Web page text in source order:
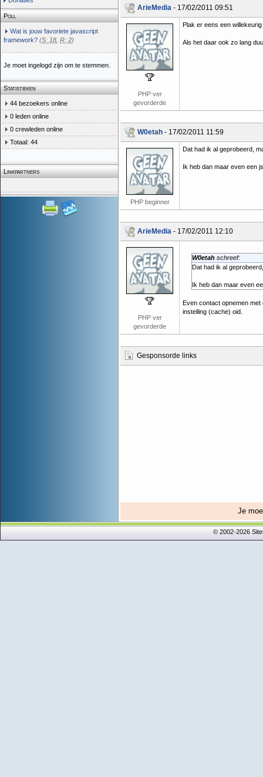
Poll
Wat is jouw favoriete javascript
framework? (S: 18 R: 2)
Je moet ingelogd zijn om te stemmen.
Statistieken
44 bezoekers online
0 leden online
0 crewleden online
Totaal: 44
Linkpartners
ArieMedia - 17/02/2011 09:51
PHP ver
gevorderde
Plak er eens een
Als het daar ook zo lang
W0etah - 17/02/2011 11:59
PHP beginner
Dat had ik al geprobeerd,
Ik heb dan maar even een
ArieMedia - 17/02/2011 12:10
PHP ver
gevorderde
W0etah schreef:
Dat had ik al
Ik heb dan maar even
Even contact opnemen
instelling (cache) oid.
Gesponsorde links
Je
© 2002-2026